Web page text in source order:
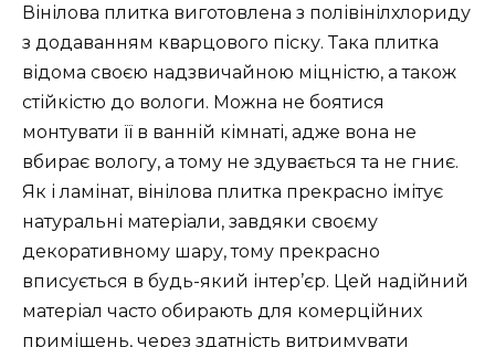
Вінілова плитка виготовлена з полівінілхлориду
з додаванням кварцового піску. Така плитка
відома своєю надзвичайною міцністю, а також
стійкістю до вологи. Можна не боятися
монтувати її в ванній кімнаті, адже вона не
вбирає вологу, а тому не здувається та не гниє.
Як і ламінат, вінілова плитка прекрасно імітує
натуральні матеріали, завдяки своєму
декоративному шару, тому прекрасно
вписується в будь-який інтер’єр. Цей надійний
матеріал часто обирають для комерційних
приміщень, через здатність витримувати